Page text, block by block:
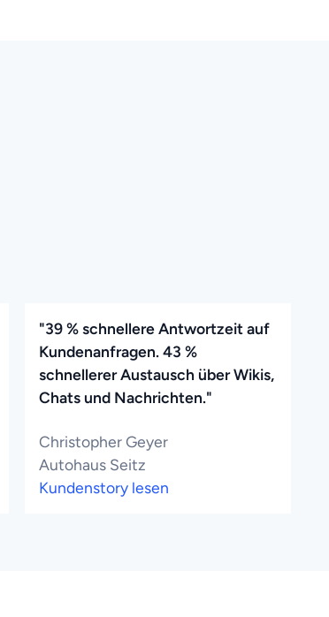
"39 % schnellere Antwortzeit auf
Kundenanfragen. 43 %
schnellerer Austausch über Wikis,
Chats und Nachrichten."
Christopher Geyer
Autohaus Seitz
Kundenstory lesen